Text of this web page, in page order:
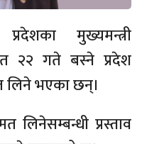
मुख्यमन्त्री
२२ गते बस्ने प्रदेश
लिने भएका छन्।
लिनेसम्बन्धी प्रस्ताव